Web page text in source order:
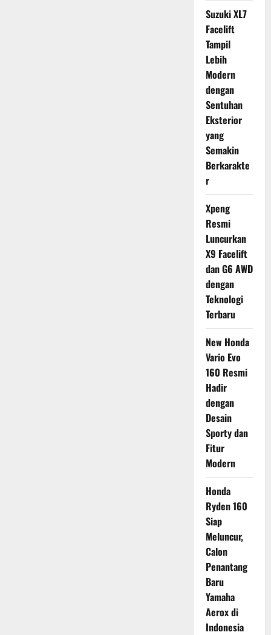
Suzuki XL7
Facelift
Tampil
Lebih
Modern
dengan
Sentuhan
Eksterior
yang
Semakin
Berkarakte
r
Xpeng
Resmi
Luncurkan
X9 Facelift
dan G6 AWD
dengan
Teknologi
Terbaru
New Honda
Vario Evo
160 Resmi
Hadir
dengan
Desain
Sporty dan
Fitur
Modern
Honda
Ryden 160
Siap
Meluncur,
Calon
Penantang
Baru
Yamaha
Aerox di
Indonesia